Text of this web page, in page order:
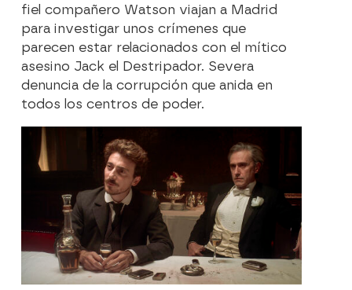
fiel compañero Watson viajan a Madrid
para investigar unos crímenes que
parecen estar relacionados con el mítico
asesino Jack el Destripador. Severa
denuncia de la corrupción que anida en
todos los centros de poder.